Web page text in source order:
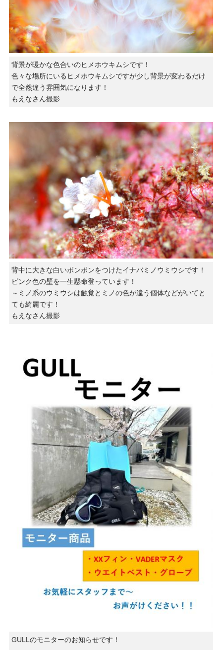
背景が暖かな色合いのヒメホウキムシです！
色々な場所にいるヒメホウキムシですが少し背景が変わるだけ
で全然違う雰囲気になります！
もえなさん撮影
背中に大きな白いボンボンをつけたイナバミノウミウシです！
ピンク色の壁を一生懸命登っています！
～ミノ系のウミウシは触覚とミノの色が違う個体などがいてと
ても綺麗です！
もえなさん撮影
GULLのモニターのお知らせです！